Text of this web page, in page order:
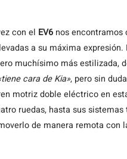
con el EV6 nos
a su máxima
muchísimo más estilizada,
cara de Kia», pero sin
motriz doble eléctrico en
ruedas, hasta sus
de manera remota con